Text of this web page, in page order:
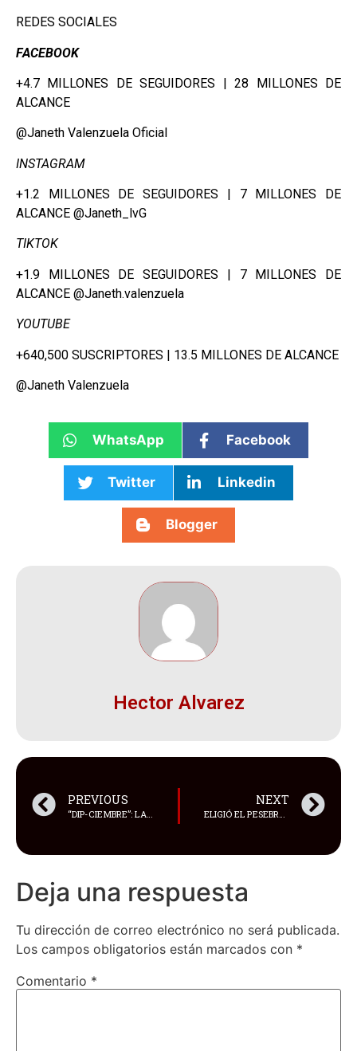
REDES SOCIALES
FACEBOOK
+4.7 MILLONES DE SEGUIDORES | 28 MILLONES DE
ALCANCE
@Janeth Valenzuela Oficial
INSTAGRAM
+1.2 MILLONES DE SEGUIDORES | 7 MILLONES DE
ALCANCE @Janeth_lvG
TIKTOK
+1.9 MILLONES DE SEGUIDORES | 7 MILLONES DE
ALCANCE @Janeth.valenzuela
YOUTUBE
+640,500 SUSCRIPTORES | 13.5 MILLONES DE ALCANCE
@Janeth Valenzuela
WhatsApp Facebook
Twitter Linkedin
Blogger
Hector Alvarez
PREVIOUS
“DIP-CIEMBRE”: LA TENDENCIA GASTRONÓMICA IMPULSA RECETAS FÁCILES Y VIRALES PARA EL HOGAR EN ECUADOR
NEXT
Deja una respuesta
Tu dirección de correo electrónico no será publicada.
Los campos obligatorios están marcados con *
Comentario *